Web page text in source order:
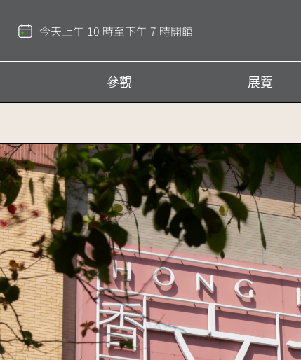
部
今天上午 10 時至下午 7 時開館
參觀 展覽
香
港
文
化
博
物